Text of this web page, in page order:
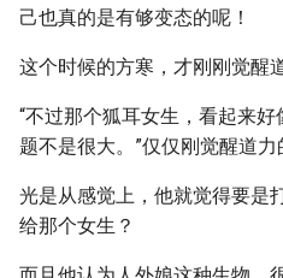
己也真的是有够变态的呢！
这个时候的方寒，才刚刚觉醒
“不过那个狐耳女生，看起来
题不是很大。”仅仅刚觉醒道力
光是从感觉上，他就觉得要是
给那个女生？